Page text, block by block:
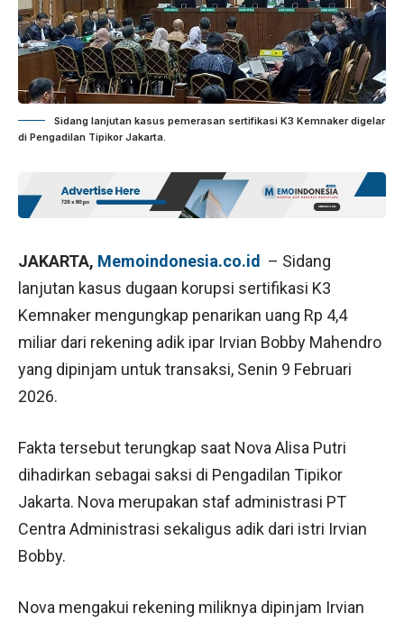
Sidang lanjutan kasus pemerasan sertifikasi K3 Kemnaker digelar
di Pengadilan Tipikor Jakarta.
JAKARTA, Memoindonesia.co.id – Sidang
lanjutan kasus dugaan korupsi sertifikasi K3
Kemnaker mengungkap penarikan uang Rp 4,4
miliar dari rekening adik ipar Irvian Bobby Mahendro
yang dipinjam untuk transaksi, Senin 9 Februari
2026.
Fakta tersebut terungkap saat Nova Alisa Putri
dihadirkan sebagai saksi di Pengadilan Tipikor
Jakarta. Nova merupakan staf administrasi PT
Centra Administrasi sekaligus adik dari istri Irvian
Bobby.
Nova mengakui rekening miliknya dipinjam Irvian